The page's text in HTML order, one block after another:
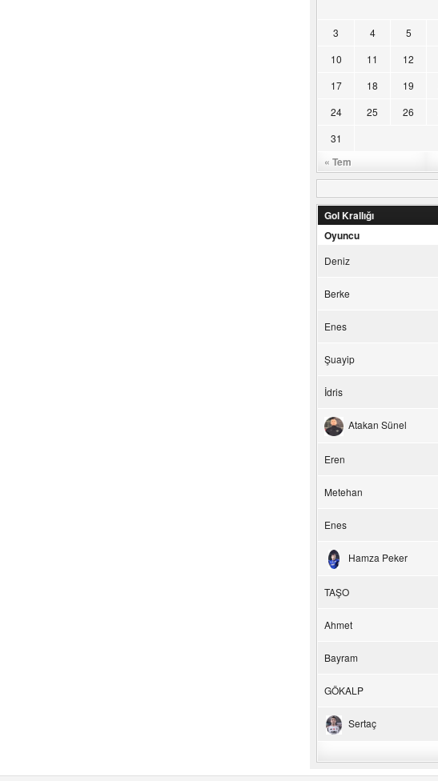
« Tem
3
4 5
10
11 12
17
18 19
24
25 26
31
Gol Krallığı
Oyuncu
Deniz
Berke
Enes
Şuayip
İdris
Atakan Sünel
Eren
Metehan
Enes
Hamza Peker
TAŞO
Ahmet
Bayram
GÖKALP
Sertaç